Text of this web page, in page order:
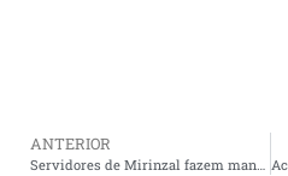
ANTERIOR
Servidores de Mirinzal fazem manifestação e defendem pauta com várias revindicações.